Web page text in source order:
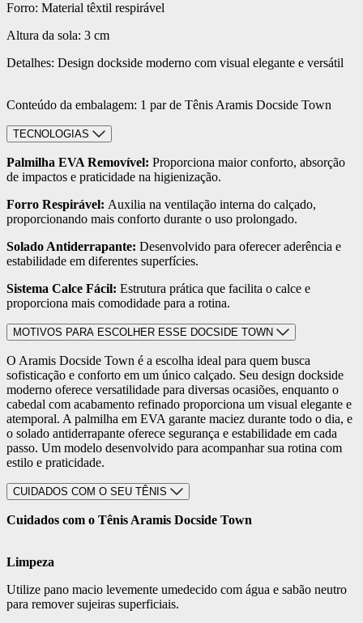
Forro: Material têxtil respirável
Altura da sola: 3 cm
Detalhes: Design dockside moderno com visual elegante e versátil
Conteúdo da embalagem: 1 par de Tênis Aramis Docside Town
TECNOLOGIAS
Palmilha EVA Removível: Proporciona maior conforto, absorção
de impactos e praticidade na higienização.
Forro Respirável: Auxilia na ventilação interna do calçado,
proporcionando mais conforto durante o uso prolongado.
Solado Antiderrapante: Desenvolvido para oferecer aderência e
estabilidade em diferentes superfícies.
Sistema Calce Fácil: Estrutura prática que facilita o calce e
proporciona mais comodidade para a rotina.
MOTIVOS PARA ESCOLHER ESSE DOCSIDE TOWN
O Aramis Docside Town é a escolha ideal para quem busca
sofisticação e conforto em um único calçado. Seu design dockside
moderno oferece versatilidade para diversas ocasiões, enquanto o
cabedal com acabamento refinado proporciona um visual elegante e
atemporal. A palmilha em EVA garante maciez durante todo o dia, e
o solado antiderrapante oferece segurança e estabilidade em cada
passo. Um modelo desenvolvido para acompanhar sua rotina com
estilo e praticidade.
CUIDADOS COM O SEU TÊNIS
Cuidados com o Tênis Aramis Docside Town
Limpeza
Utilize pano macio levemente umedecido com água e sabão neutro
para remover sujeiras superficiais.